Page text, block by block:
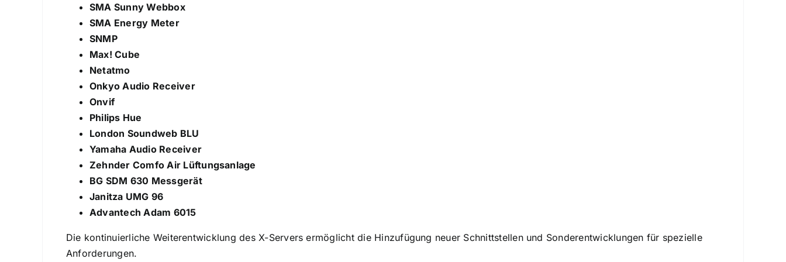
SMA Sunny Webbox
SMA Energy Meter
SNMP
Max! Cube
Netatmo
Onkyo Audio Receiver
Onvif
Philips Hue
London Soundweb BLU
Yamaha Audio Receiver
Zehnder Comfo Air Lüftungsanlage
BG SDM 630 Messgerät
Janitza UMG 96
Advantech Adam 6015
Die kontinuierliche Weiterentwicklung des X-Servers ermöglicht die Hinzufügung neuer Schnittstellen und Sonderentwicklungen für spezielle
Anforderungen.